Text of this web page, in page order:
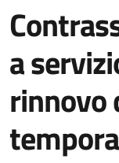
a
rinnovo